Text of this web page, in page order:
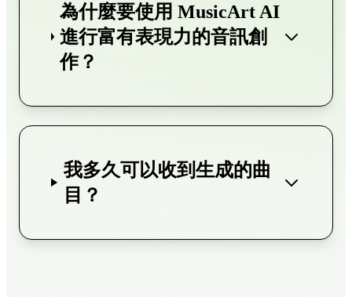
為什麼要使用 MusicArt AI
進行富有表現力的音訊創
作？
我多久可以收到生成的曲
目？